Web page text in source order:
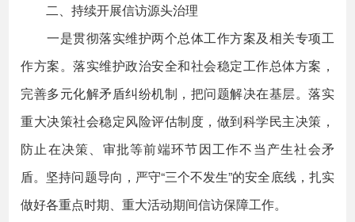
二、持续开展信访源头治理
一是贯彻落实维护两个总体工作方案及相关专项工
作方案。落实维护政治安全和社会稳定工作总体方案，
完善多元化解矛盾纠纷机制，把问题解决在基层。落实
重大决策社会稳定风险评估制度，做到科学民主决策，
防止在决策、审批等前端环节因工作不当产生社会矛
盾。坚持问题导向，严守“三个不发生”的安全底线，扎实
做好各重点时期、重大活动期间信访保障工作。